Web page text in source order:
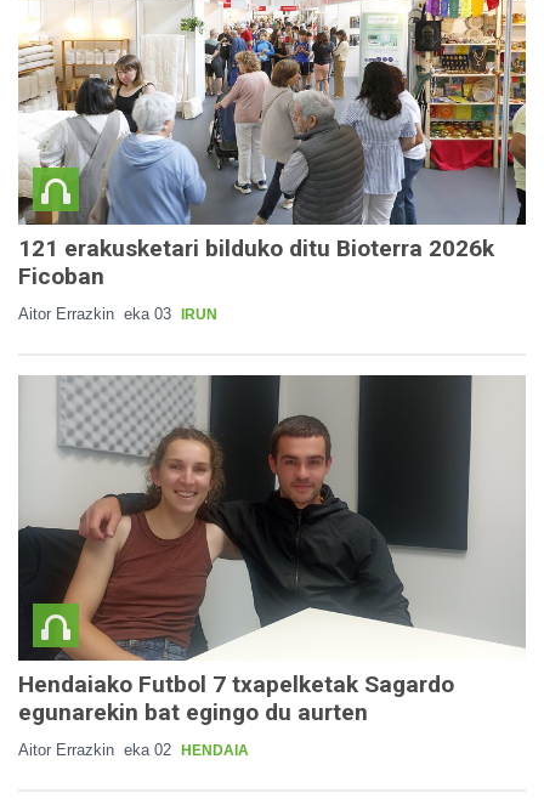
121 erakusketari bilduko ditu Bioterra 2026k
Ficoban
Aitor Errazkin eka 03 IRUN
Hendaiako Futbol 7 txapelketak Sagardo
egunarekin bat egingo du aurten
Aitor Errazkin eka 02 HENDAIA